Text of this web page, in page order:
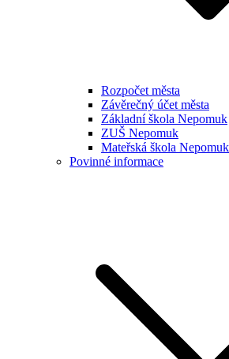
Rozpočet města
Závěrečný účet města
Základní škola Nepomuk
ZUŠ Nepomuk
Mateřská škola Nepomuk
Povinné informace